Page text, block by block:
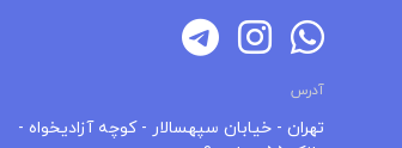
آدرس
تهران - خیابان سپهسالار - کوچه آزادیخواه -